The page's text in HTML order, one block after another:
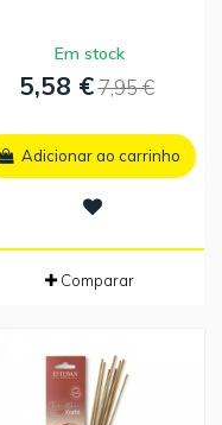
Em stock
5,58 €7,95 €
Adicionar ao carrinho
Comparar